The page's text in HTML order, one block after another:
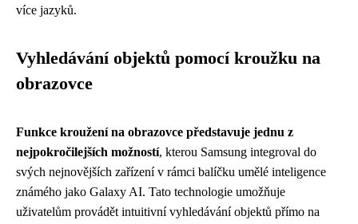
více jazyků.
Vyhledávání objektů pomocí kroužku na
obrazovce
Funkce kroužení na obrazovce představuje jednu z
nejpokročilejších možností, kterou Samsung integroval do
svých nejnovějších zařízení v rámci balíčku umělé inteligence
známého jako Galaxy AI. Tato technologie umožňuje
uživatelům provádět intuitivní vyhledávání objektů přímo na